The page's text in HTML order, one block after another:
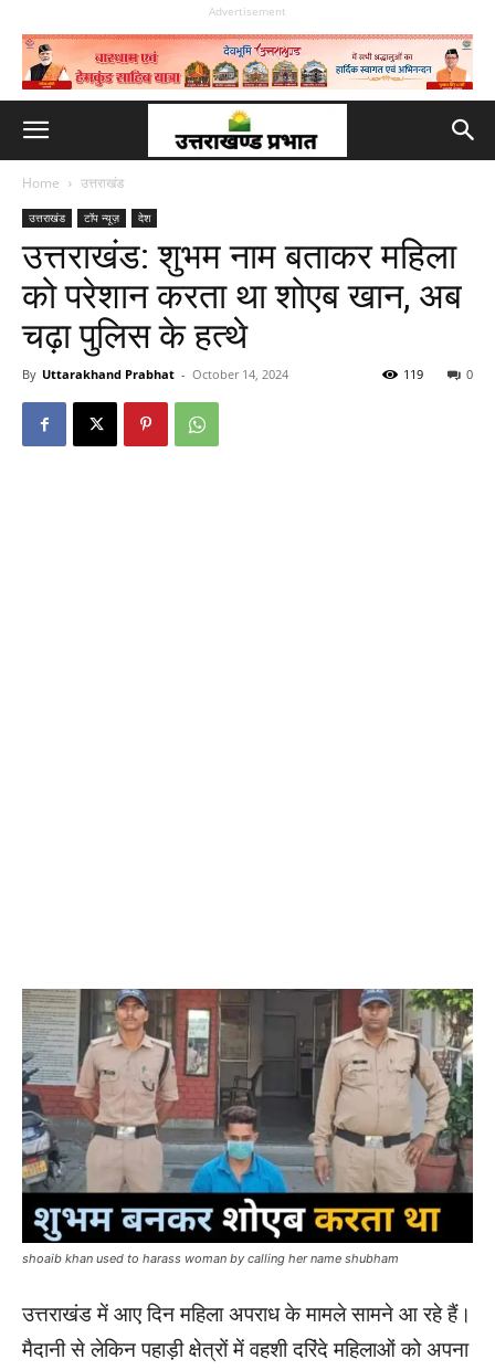
Advertisement
Home उत्तराखंड
उत्तराखंड टॉप न्यूज़ देश
उत्तराखंड: शुभम नाम बताकर महिला
को परेशान करता था शोएब खान, अब
चढ़ा पुलिस के हत्थे
By Uttarakhand Prabhat - October 14, 2024 0
119
shoaib khan used to harass woman by calling her name shubham
उत्तराखंड में आए दिन महिला अपराध के मामले सामने आ रहे हैं।
मैदानी से लेकिन पहाड़ी क्षेत्रों में वहशी दरिंदे महिलाओं को अपना